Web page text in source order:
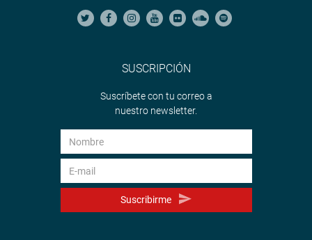
SUSCRIPCIÓN
Suscríbete con tu correo a
nuestro newsletter.
Suscribirme